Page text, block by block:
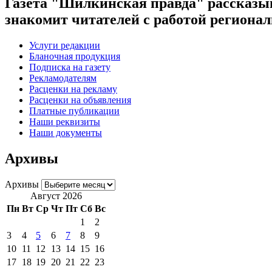
Газета "Шилкинская правда"
знакомит читателей с работой
Услуги редакции
Бланочная продукция
Подписка на газету
Рекламодателям
Расценки на рекламу
Расценки на объявления
Платные публикации
Наши реквизиты
Наши документы
Архивы
Архивы
Август 2026
Пн Вт Ср Чт Пт Сб Вс
1
2
3
4 5 6 7 8
9
10 11 12 13 14 15 16
17 18 19 20 21 22 23